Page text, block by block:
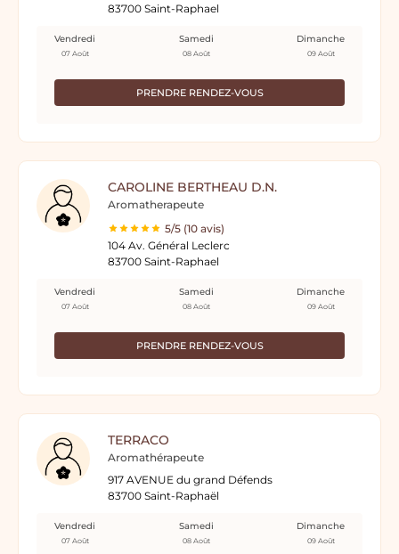
83700 Saint-Raphael
PRENDRE RENDEZ-VOUS
Vendredi
07 Août
Samedi
08 Août
Dimanche
09 Août
CAROLINE BERTHEAU D.N.
Aromatherapeute
5/5 (10 avis)
104 Av. Général Leclerc
83700 Saint-Raphael
PRENDRE RENDEZ-VOUS
Vendredi
07 Août
Samedi
08 Août
Dimanche
09 Août
TERRACO
Aromathérapeute
917 AVENUE du grand Défends
83700 Saint-Raphaël
Vendredi
07 Août
Samedi
08 Août
Dimanche
09 Août